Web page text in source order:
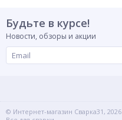
Будьте в курсе!
Новости, обзоры и акции
© Интернет-магазин Сварка31, 2026